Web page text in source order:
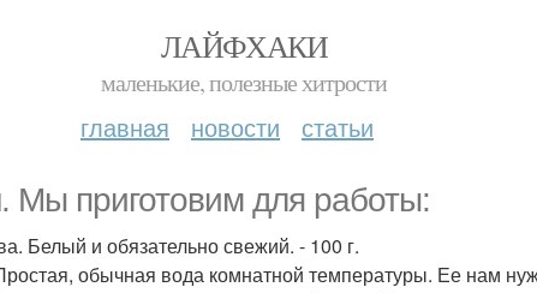
ЛАЙФХАКИ
маленькие, полезные хитрости
главная новости статьи
Мы приготовим для работы:
Белый и обязательно свежий. - 100 г.
обычная вода комнатной температуры. Ее нам